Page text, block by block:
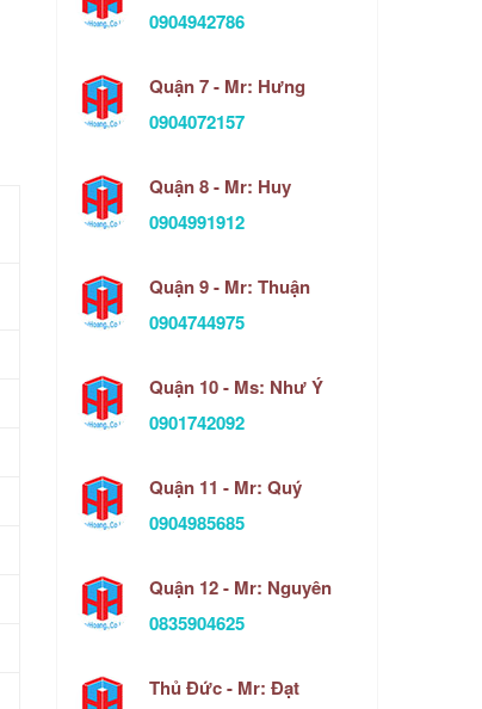
0904942786
Quận 7 - Mr: Hưng
0904072157
Quận 8 - Mr: Huy
0904991912
Quận 9 - Mr: Thuận
0904744975
Quận 10 - Ms: Như Ý
0901742092
Quận 11 - Mr: Quý
0904985685
Quận 12 - Mr: Nguyên
0835904625
Thủ Đức - Mr: Đạt